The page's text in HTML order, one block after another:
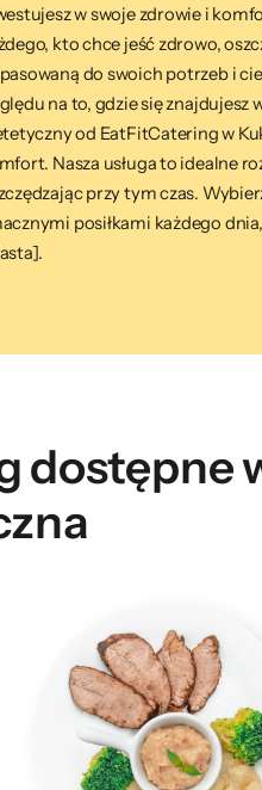
w swoje zdrowie i
kto chce jeść zdrowo,
do swoich potrzeb i
na to, gdzie się
od EatFitCatering w
Nasza usługa to idealne
przy tym czas.
posiłkami każdego
dostępne